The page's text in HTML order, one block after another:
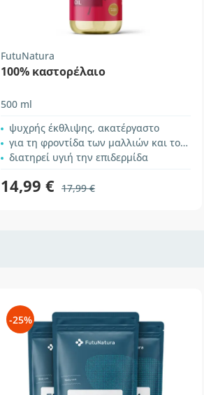
FutuNatura
100% καστορέλαιο
500 ml
ψυχρής έκθλιψης, ακατέργαστο
για τη φροντίδα των μαλλιών και του τριχωτού
διατηρεί υγιή την επιδερμίδα
14,99 € 17,99 €
-25%